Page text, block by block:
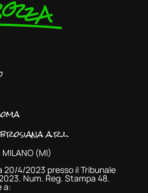
a.r.l.
(MI)
4/2023 presso il Tribunale
Num. Reg. Stampa 48.
a: